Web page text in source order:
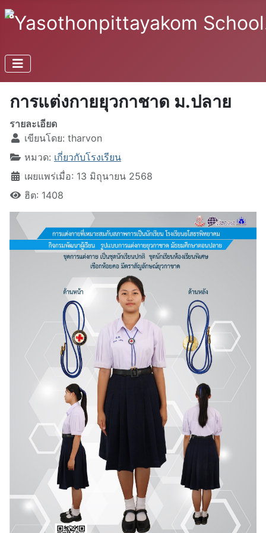
การแต่งกายยุวกาชาด ม.ปลาย
รายละเอียด
เขียนโดย: tharvon
หมวด: เกี่ยวกับโรงเรียน
เผยแพร่เมื่อ: 13 มิถุนายน 2568
ฮิต: 1408